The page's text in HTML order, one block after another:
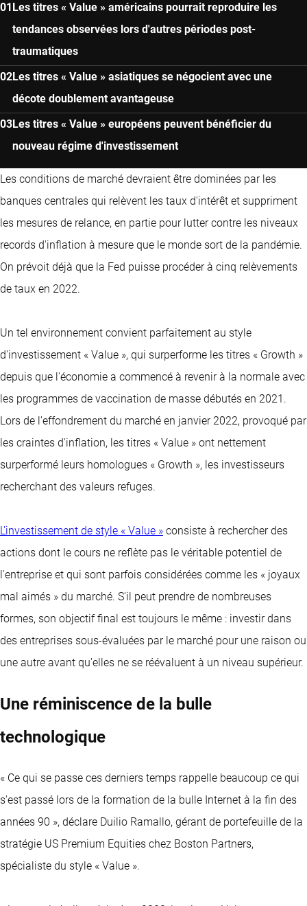
Les titres « Value » américains pourrait reproduire les
tendances observées lors d'autres périodes post-
traumatiques
Les titres « Value » asiatiques se négocient avec une
décote doublement avantageuse
Les titres « Value » européens peuvent bénéficier du
nouveau régime d'investissement
Les conditions de marché devraient être dominées par les
banques centrales qui relèvent les taux d'intérêt et suppriment
les mesures de relance, en partie pour lutter contre les niveaux
records d'inflation à mesure que le monde sort de la pandémie.
On prévoit déjà que la Fed puisse procéder à cinq relèvements
de taux en 2022.
Un tel environnement convient parfaitement au style
d'investissement « Value », qui surperforme les titres « Growth »
depuis que l'économie a commencé à revenir à la normale avec
les programmes de vaccination de masse débutés en 2021.
Lors de l'effondrement du marché en janvier 2022, provoqué par
les craintes d'inflation, les titres « Value » ont nettement
surperformé leurs homologues « Growth », les investisseurs
recherchant des valeurs refuges.
L'investissement de style « Value » consiste à rechercher des
actions dont le cours ne reflète pas le véritable potentiel de
l'entreprise et qui sont parfois considérées comme les « joyaux
mal aimés » du marché. S'il peut prendre de nombreuses
formes, son objectif final est toujours le même : investir dans
des entreprises sous-évaluées par le marché pour une raison ou
une autre avant qu'elles ne se réévaluent à un niveau supérieur.
Une réminiscence de la bulle
technologique
« Ce qui se passe ces derniers temps rappelle beaucoup ce qui
s'est passé lors de la formation de la bulle Internet à la fin des
années 90 », déclare Duilio Ramallo, gérant de portefeuille de la
stratégie US Premium Equities chez Boston Partners,
spécialiste du style « Value ».